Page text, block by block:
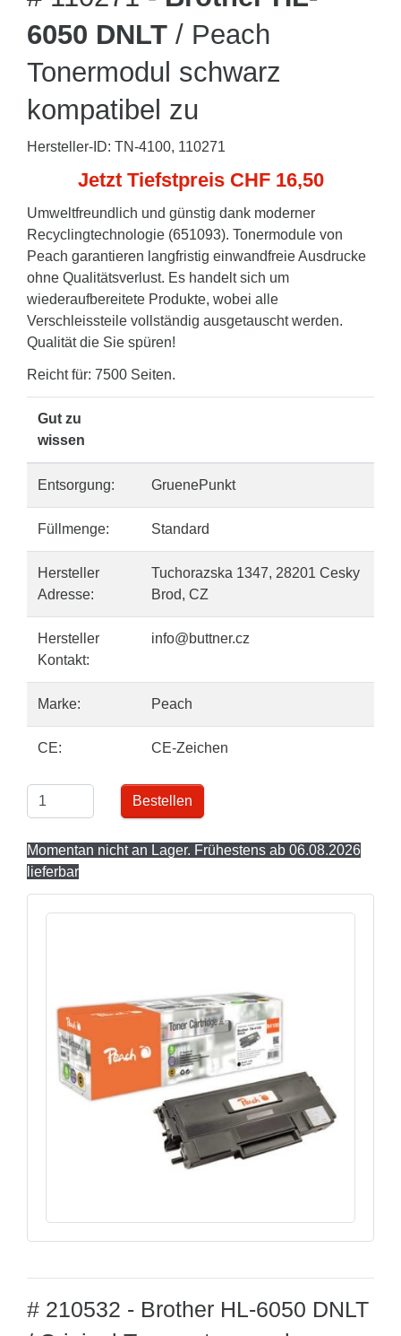
6050 DNLT / Peach
Tonermodul schwarz
kompatibel zu
Hersteller-ID: TN-4100, 110271
Jetzt Tiefstpreis CHF 16,50
Umweltfreundlich und günstig dank moderner
Recyclingtechnologie (651093). Tonermodule von
Peach garantieren langfristig einwandfreie Ausdrucke
ohne Qualitätsverlust. Es handelt sich um
wiederaufbereitete Produkte, wobei alle
Verschleissteile vollständig ausgetauscht werden.
Qualität die Sie spüren!
Reicht für: 7500 Seiten.
Gut zu
wissen
Entsorgung: GruenePunkt
Füllmenge: Standard
Hersteller
Adresse:
Tuchorazska 1347, 28201 Cesky
Brod, CZ
Hersteller
Kontakt:
info@buttner.cz
Marke: Peach
CE: CE-Zeichen
Bestellen
Momentan nicht an Lager. Frühestens ab 06.08.2026
lieferbar
# 210532 - Brother HL-6050 DNLT